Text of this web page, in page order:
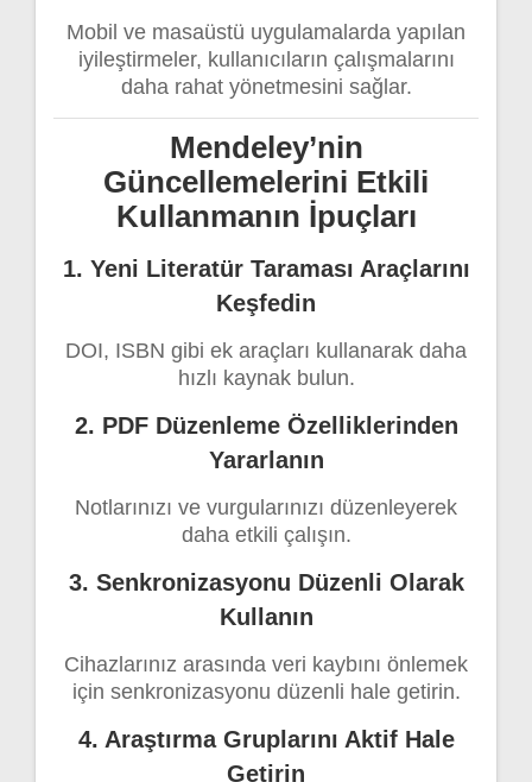
Mobil ve masaüstü uygulamalarda yapılan
iyileştirmeler, kullanıcıların çalışmalarını
daha rahat yönetmesini sağlar.
Mendeley’nin
Güncellemelerini Etkili
Kullanmanın İpuçları
1. Yeni Literatür Taraması Araçlarını
Keşfedin
DOI, ISBN gibi ek araçları kullanarak daha
hızlı kaynak bulun.
2. PDF Düzenleme Özelliklerinden
Yararlanın
Notlarınızı ve vurgularınızı düzenleyerek
daha etkili çalışın.
3. Senkronizasyonu Düzenli Olarak
Kullanın
Cihazlarınız arasında veri kaybını önlemek
için senkronizasyonu düzenli hale getirin.
4. Araştırma Gruplarını Aktif Hale
Getirin